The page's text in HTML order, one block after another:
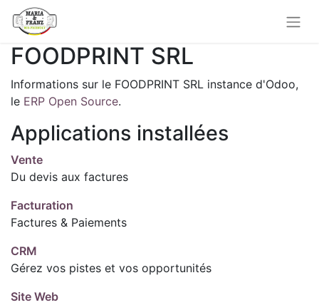
FOODPRINT SRL
Informations sur le FOODPRINT SRL instance d'Odoo,
le ERP Open Source.
Applications installées
Vente
Du devis aux factures
Facturation
Factures & Paiements
CRM
Gérez vos pistes et vos opportunités
Site Web